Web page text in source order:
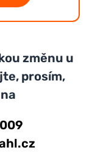
změnu u
prosím,